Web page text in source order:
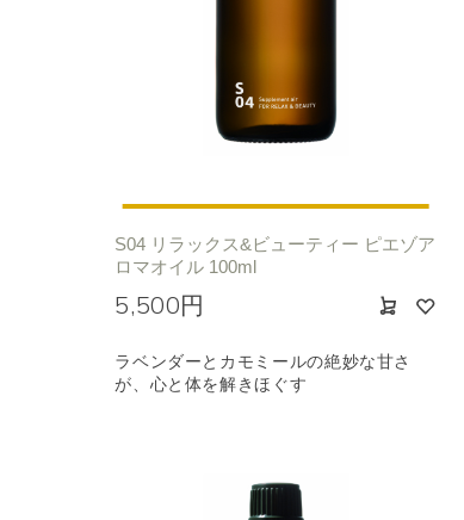
S04 リラックス&ビューティー ピエゾア
ロマオイル 100ml
5,500円
ラベンダーとカモミールの絶妙な甘さ
が、心と体を解きほぐす